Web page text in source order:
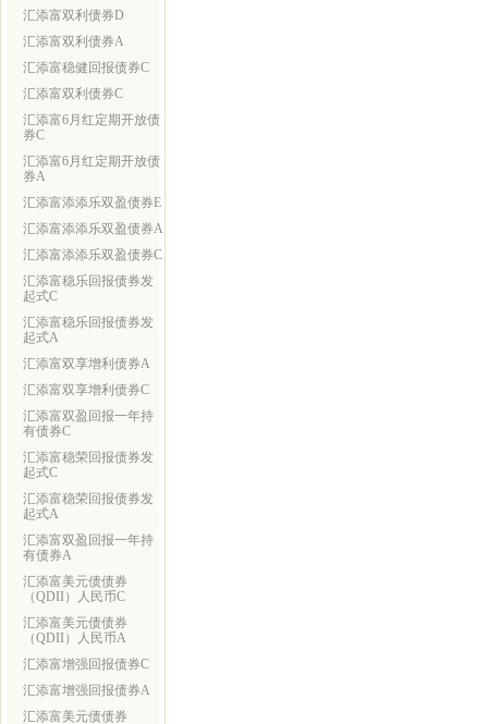
汇添富双利债券D
汇添富双利债券A
汇添富稳健回报债券C
汇添富双利债券C
汇添富6月红定期开放债
券C
汇添富6月红定期开放债
券A
汇添富添添乐双盈债券E
汇添富添添乐双盈债券A
汇添富添添乐双盈债券C
汇添富稳乐回报债券发
起式C
汇添富稳乐回报债券发
起式A
汇添富双享增利债券A
汇添富双享增利债券C
汇添富双盈回报一年持
有债券C
汇添富稳荣回报债券发
起式C
汇添富稳荣回报债券发
起式A
汇添富双盈回报一年持
有债券A
汇添富美元债债券
（QDII）人民币C
汇添富美元债债券
（QDII）人民币A
汇添富增强回报债券C
汇添富增强回报债券A
汇添富美元债债券